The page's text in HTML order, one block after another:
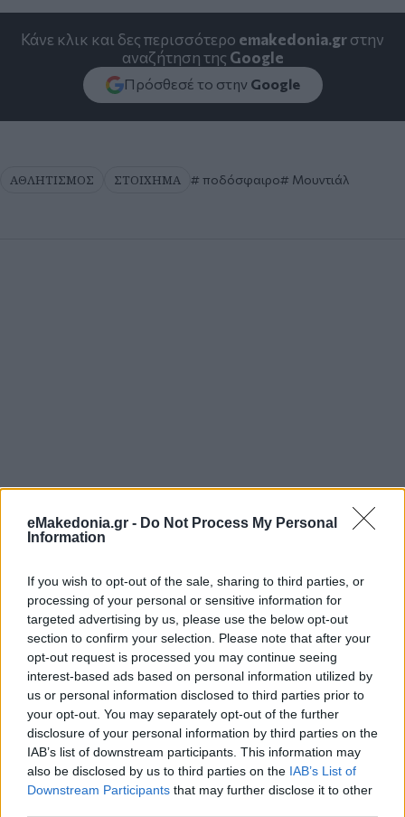
eMakedonia.gr - Do Not Process My Personal
Information
If you wish to opt-out of the sale, sharing to third parties, or
processing of your personal or sensitive information for
targeted advertising by us, please use the below opt-out
section to confirm your selection. Please note that after your
opt-out request is processed you may continue seeing
interest-based ads based on personal information utilized by
us or personal information disclosed to third parties prior to
your opt-out. You may separately opt-out of the further
disclosure of your personal information by third parties on the
IAB’s list of downstream participants. This information may
also be disclosed by us to third parties on the IAB’s List of
Downstream Participants that may further disclose it to other
Κάνε κλικ και δες περισσότερο emakedonia.grστην
αναζήτηση της Google
Πρόσθεσέ το στην Google
ΑΘΛΗΤΙΣΜΟΣ ΣΤΟΙΧΗΜΑ ποδόσφαιρο Μουντιάλ